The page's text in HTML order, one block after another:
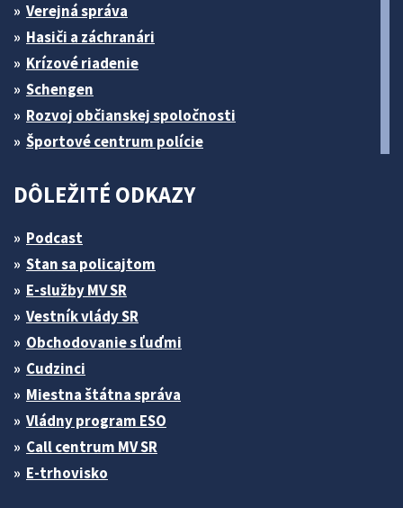
Verejná správa
Hasiči a záchranári
Krízové riadenie
Schengen
Rozvoj občianskej spoločnosti
Športové centrum polície
DÔLEŽITÉ ODKAZY
Podcast
Stan sa policajtom
E-služby MV SR
Vestník vlády SR
Obchodovanie s ľuďmi
Cudzinci
Miestna štátna správa
Vládny program ESO
Call centrum MV SR
E-trhovisko